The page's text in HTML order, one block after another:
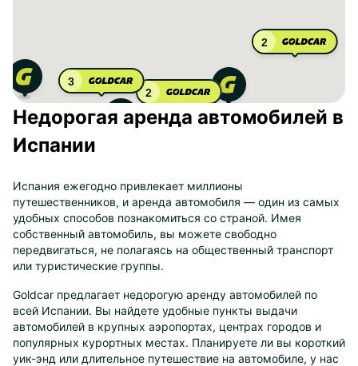
2
2
3
Недорогая аренда автомобилей в
Испании
Испания ежегодно привлекает миллионы
путешественников, и аренда автомобиля — один из самых
удобных способов познакомиться со страной. Имея
собственный автомобиль, вы можете свободно
передвигаться, не полагаясь на общественный транспорт
или туристические группы.
Goldcar предлагает недорогую аренду автомобилей по
всей Испании. Вы найдете удобные пункты выдачи
автомобилей в крупных аэропортах, центрах городов и
популярных курортных местах. Планируете ли вы короткий
уик-энд или длительное путешествие на автомобиле, у нас